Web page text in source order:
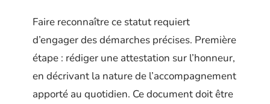
Faire reconnaître ce statut requiert
d’engager des démarches précises. Première
étape : rédiger une attestation sur l’honneur,
en décrivant la nature de l’accompagnement
apporté au quotidien. Ce document doit être